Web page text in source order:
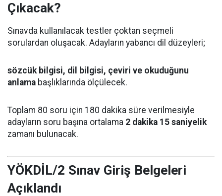
Çıkacak?
Sınavda kullanılacak testler çoktan seçmeli
sorulardan oluşacak. Adayların yabancı dil düzeyleri;
sözcük bilgisi, dil bilgisi, çeviri ve okuduğunu
anlama başlıklarında ölçülecek.
Toplam 80 soru için 180 dakika süre verilmesiyle
adayların soru başına ortalama 2 dakika 15 saniyelik
zamanı bulunacak.
YÖKDİL/2 Sınav Giriş Belgeleri
Açıklandı